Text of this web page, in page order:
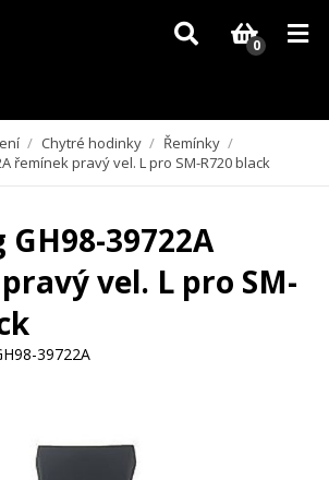
se může dodání dílů, které nejsou skladem,
Děkujeme za pochopení.
0
/ Chytré hodinky / Řemínky /
řemínek pravý vel. L pro SM-R720 black
GH98-39722A
vel. L pro SM-
39722A